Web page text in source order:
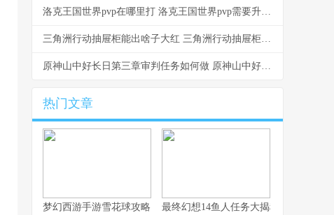
洛克王国世界pvp在哪里打 洛克王国世界pvp需要升星吗
三角洲行动抽屉柜能出啥子大红 三角洲行动抽屉柜是哪个
原神山中好长日第三章审判任务如何做 原神山中好长日任务取名寓意
热门文章
梦幻西游手游雪花球攻略：快速上手与高分技巧
最终幻想14鱼人任务大揭秘